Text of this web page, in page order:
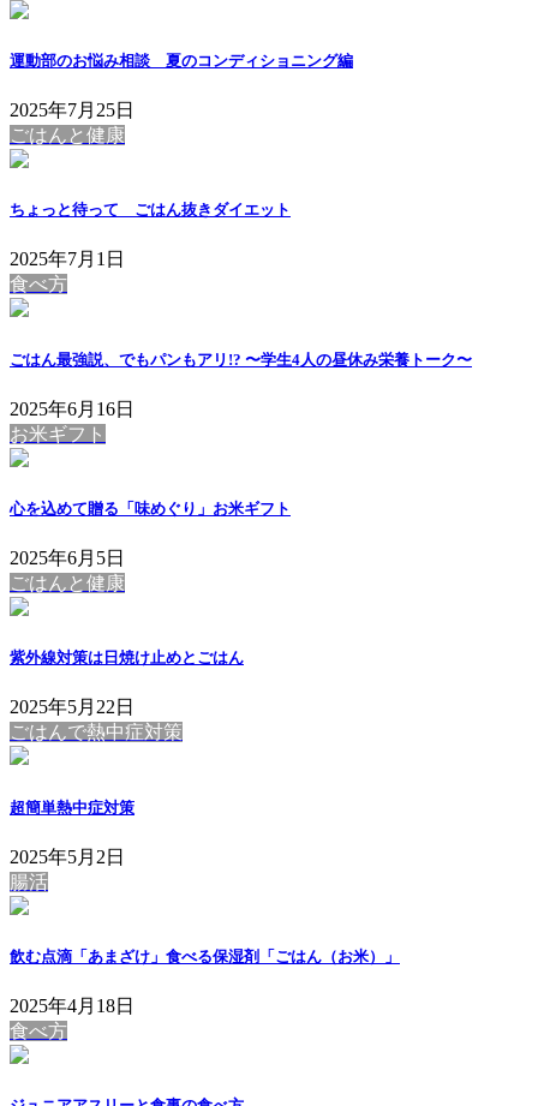
運動部のお悩み相談 夏のコンディショニング編
2025年7月25日
ごはんと健康
ちょっと待って ごはん抜きダイエット
2025年7月1日
食べ方
ごはん最強説、でもパンもアリ!? 〜学生4人の昼休み栄養トーク〜
2025年6月16日
お米ギフト
心を込めて贈る「味めぐり」お米ギフト
2025年6月5日
ごはんと健康
紫外線対策は日焼け止めとごはん
2025年5月22日
ごはんで熱中症対策
超簡単熱中症対策
2025年5月2日
腸活
飲む点滴「あまざけ」食べる保湿剤「ごはん（お米）」
2025年4月18日
食べ方